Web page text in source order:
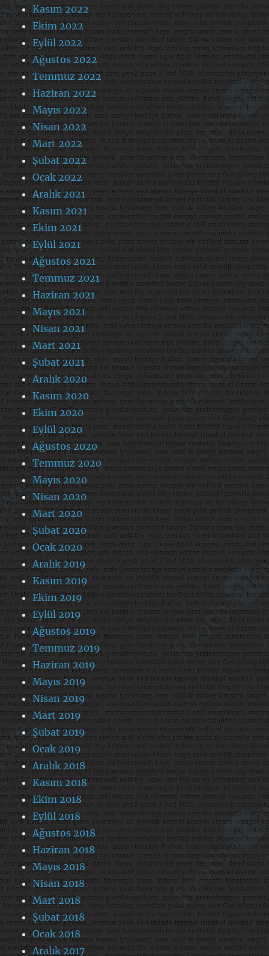
Kasım 2022
Ekim 2022
Eylül 2022
Ağustos 2022
Temmuz 2022
Haziran 2022
Mayıs 2022
Nisan 2022
Mart 2022
Şubat 2022
Ocak 2022
Aralık 2021
Kasım 2021
Ekim 2021
Eylül 2021
Ağustos 2021
Temmuz 2021
Haziran 2021
Mayıs 2021
Nisan 2021
Mart 2021
Şubat 2021
Aralık 2020
Kasım 2020
Ekim 2020
Eylül 2020
Ağustos 2020
Temmuz 2020
Mayıs 2020
Nisan 2020
Mart 2020
Şubat 2020
Ocak 2020
Aralık 2019
Kasım 2019
Ekim 2019
Eylül 2019
Ağustos 2019
Temmuz 2019
Haziran 2019
Mayıs 2019
Nisan 2019
Mart 2019
Şubat 2019
Ocak 2019
Aralık 2018
Kasım 2018
Ekim 2018
Eylül 2018
Ağustos 2018
Haziran 2018
Mayıs 2018
Nisan 2018
Mart 2018
Şubat 2018
Ocak 2018
Aralık 2017